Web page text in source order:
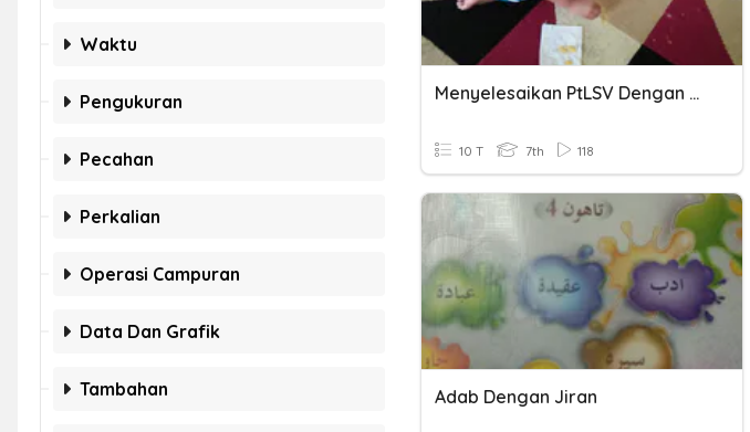
Waktu
Pengukuran
Pecahan
Perkalian
Operasi Campuran
Data Dan Grafik
Tambahan
Menyelesaikan PtLSV Dengan Perkalian Dan Pembagian
10 T 7th 118
Adab Dengan Jiran